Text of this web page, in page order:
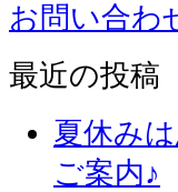
お問い合わ
最近の投稿
夏休み
ご案内♪